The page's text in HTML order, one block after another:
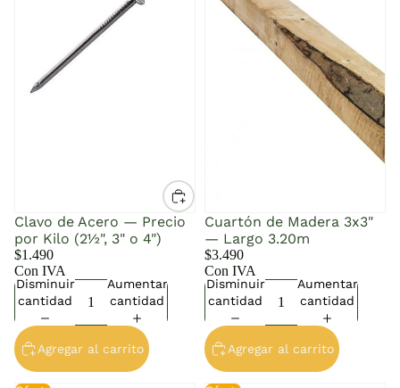
Clavo de Acero — Precio
por Kilo (2½", 3" o 4")
$1.490
Con IVA
Disminuir
cantidad
Aumentar
cantidad
Agregar al carrito
Cuartón de Madera 3x3"
— Largo 3.20m
$3.490
Con IVA
Disminuir
cantidad
Aumentar
cantidad
Agregar al carrito